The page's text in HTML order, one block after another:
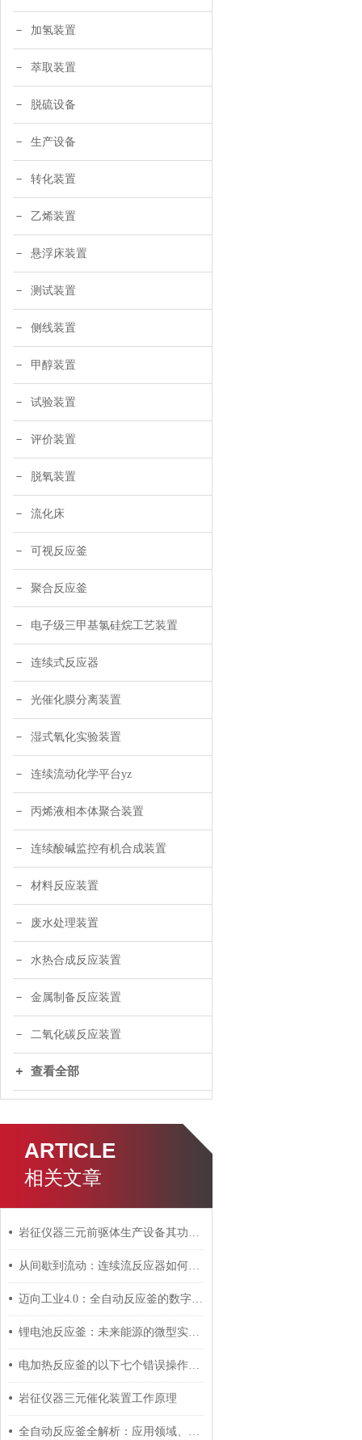
加氢装置
萃取装置
脱硫设备
生产设备
转化装置
乙烯装置
悬浮床装置
测试装置
侧线装置
甲醇装置
试验装置
评价装置
脱氧装置
流化床
可视反应釜
聚合反应釜
电子级三甲基氯硅烷工艺装置
连续式反应器
光催化膜分离装置
湿式氧化实验装置
连续流动化学平台yz
丙烯液相本体聚合装置
连续酸碱监控有机合成装置
材料反应装置
废水处理装置
水热合成反应装置
金属制备反应装置
二氧化碳反应装置
查看全部
ARTICLE
相关文章
岩征仪器三元前驱体生产设备其功能、特点
从间歇到流动：连续流反应器如何重新定义现代化学工程的基石
迈向工业4.0：全自动反应釜的数字孪生、AI融合与未来展望
锂电池反应釜：未来能源的微型实验室
电加热反应釜的以下七个错误操作请避免！
岩征仪器三元催化装置工作原理
全自动反应釜全解析：应用领域、操作流程与保养要点